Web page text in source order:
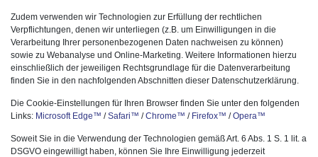
Zudem verwenden wir Technologien zur Erfüllung der rechtlichen
Verpflichtungen, denen wir unterliegen (z.B. um Einwilligungen in die
Verarbeitung Ihrer personenbezogenen Daten nachweisen zu können)
sowie zu Webanalyse und Online-Marketing. Weitere Informationen hierzu
einschließlich der jeweiligen Rechtsgrundlage für die Datenverarbeitung
finden Sie in den nachfolgenden Abschnitten dieser Datenschutzerklärung.
Die Cookie-Einstellungen für Ihren Browser finden Sie unter den folgenden
Links: Microsoft Edge™ /Safari™ /Chrome™ / Firefox™ /Opera™
Soweit Sie in die Verwendung der Technologien gemäß Art. 6 Abs. 1 S. 1 lit. a
DSGVO eingewilligt haben, können Sie Ihre Einwilligung jederzeit